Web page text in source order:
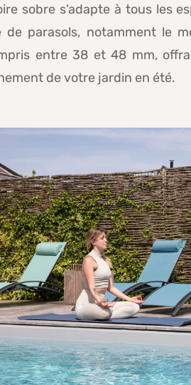
sobre s'adapte à tous les
parasols, notamment le
entre 38 et 48 mm,
de votre jardin en été.